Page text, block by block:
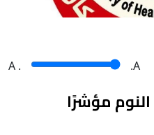
A . .A
مؤشرًا